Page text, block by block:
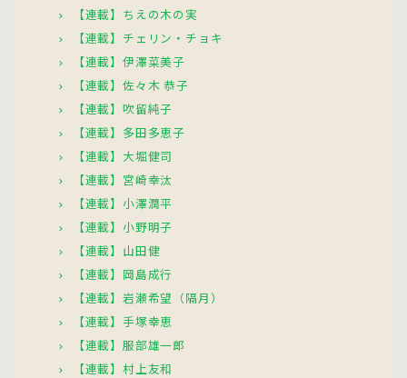
【連載】ちえの木の実
【連載】チェリン・チョキ
【連載】伊澤菜美子
【連載】佐々木 恭子
【連載】吹留純子
【連載】多田多恵子
【連載】大堀健司
【連載】宮崎幸汰
【連載】小澤潤平
【連載】小野明子
【連載】山田健
【連載】岡島成行
【連載】岩瀬希望（隔月）
【連載】手塚幸恵
【連載】服部雄一郎
【連載】村上友和